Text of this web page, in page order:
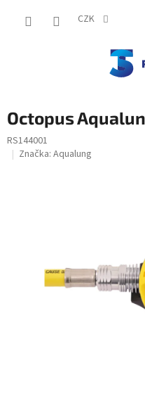
CZK
Octopus
RS144001
Značka: Aqualung